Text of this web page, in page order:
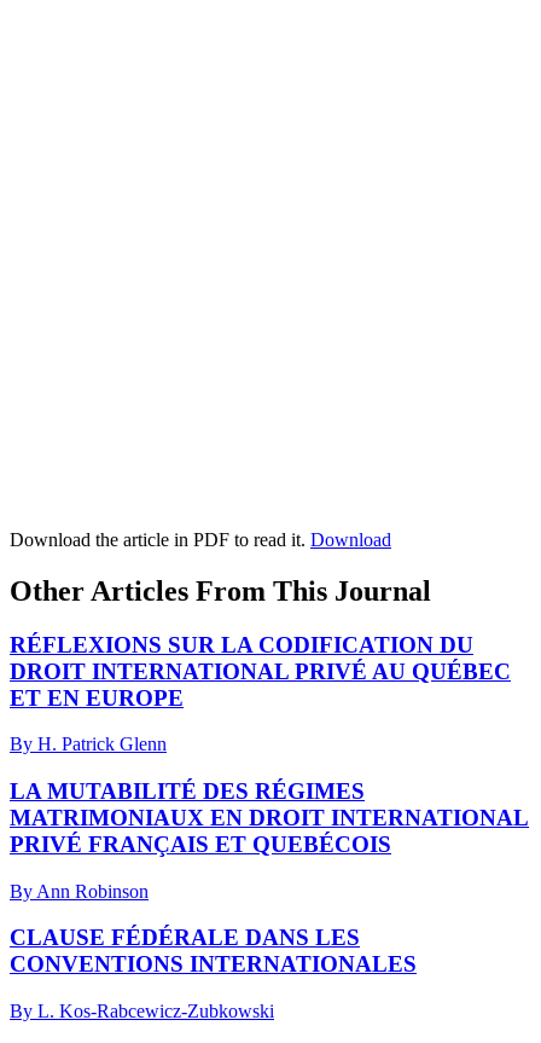
Download the article in PDF to read it. Download
Other Articles From This Journal
RÉFLEXIONS SUR LA CODIFICATION DU
DROIT INTERNATIONAL PRIVÉ AU QUÉBEC
ET EN EUROPE
By H. Patrick Glenn
LA MUTABILITÉ DES RÉGIMES
MATRIMONIAUX EN DROIT INTERNATIONAL
PRIVÉ FRANÇAIS ET QUEBÉCOIS
By Ann Robinson
CLAUSE FÉDÉRALE DANS LES
CONVENTIONS INTERNATIONALES
By L. Kos-Rabcewicz-Zubkowski